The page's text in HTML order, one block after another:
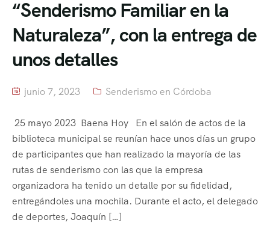
“Senderismo Familiar en la
Naturaleza”, con la entrega de
unos detalles
junio 7, 2023 Senderismo en Córdoba
25 mayo 2023 Baena Hoy En el salón de actos de la
biblioteca municipal se reunían hace unos días un grupo
de participantes que han realizado la mayoría de las
rutas de senderismo con las que la empresa
organizadora ha tenido un detalle por su fidelidad,
entregándoles una mochila. Durante el acto, el delegado
de deportes, Joaquín […]